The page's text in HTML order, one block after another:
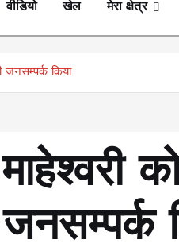
वीडियो खेल मेरा क्षेत्र
जनसम्पर्क किया